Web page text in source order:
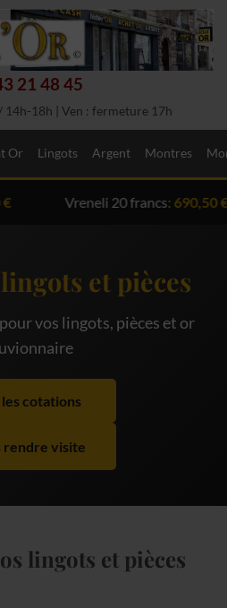
21 48 45
14h-18h | Ven : fermeture 17h
Or Lingots Argent Montres
Vreneli 20 francs: 690,50 €
et pièces
vos lingots, pièces et or
cotations
rendre visite
lingots et pièces